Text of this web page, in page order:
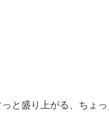
と盛り上がる、ちょ